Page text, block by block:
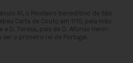
XI, o Mosteiro beneditino de São
Carta de Couto em 1110, pela mão
e D. Teresa, pais de D. Afonso Henri­
ser o primeiro rei de Portugal.